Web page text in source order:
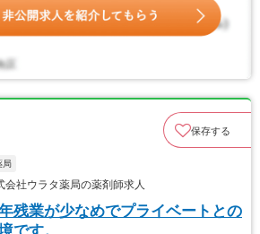
保存する
局
社ウラタ薬局の薬剤師求人
残業が少なめでプライベートとの
です。